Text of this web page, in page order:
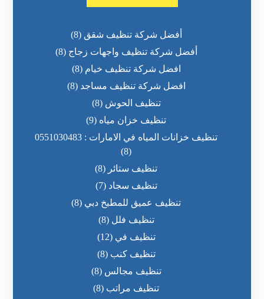
أفضل شركة تنظيف شقق (8)
أفضل شركة تنظيف واجهات زجاج (8)
افضل شركة تنظيف خيام (8)
افضل شركة تنظيف مساجد (8)
تنظيف الحوش (8)
تنظيف خزان مياه (9)
تنظيف خزانات المياه في الامارات : 0551030483
(8)
تنظيف ستائر (8)
تنظيف سجاد (7)
تنظيف عميق للمطبخ دبي (8)
تنظيف فلل (8)
تنظيف في (12)
تنظيف كنب (8)
تنظيف مجالس (8)
تنظيف مراتب (8)